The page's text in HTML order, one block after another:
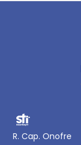
R. Cap. Onofre